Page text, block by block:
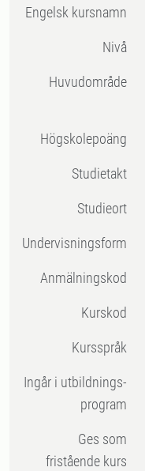
Engelsk kursnamn
Nivå
Huvudområde
högskolepoäng
Studietakt
Studieort
Undervisningsform
Anmälningskod
Kurskod
Kursspråk
Ingår i utbildnings-
program
Ges som
fristående kurs